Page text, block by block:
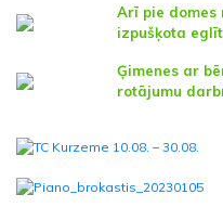
Arī pie domes
izpušķota
Ģimenes ar
rotājumu